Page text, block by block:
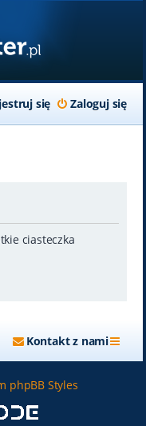
Zaloguj się
się
ciasteczka
Kontakt z nami
phpBB Styles